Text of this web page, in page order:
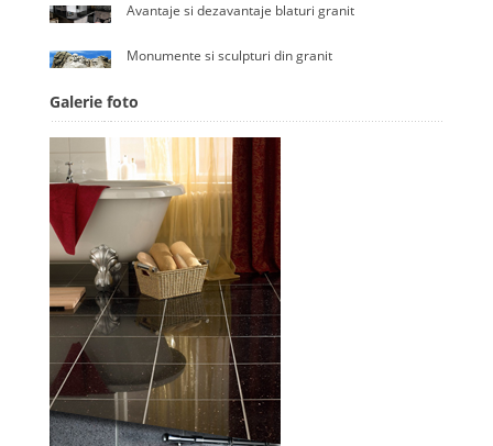
Avantaje si dezavantaje blaturi granit
Monumente si sculpturi din granit
Galerie foto